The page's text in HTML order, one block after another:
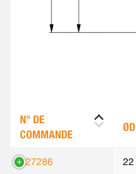
N° DE
COMMANDE
ØD
427286 22